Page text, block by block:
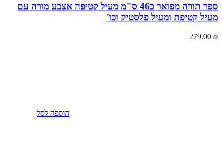
ספר תורה מפואר כ46 ס"מ מעיל קטיפה אצבע מורה עם
מעיל קטיפת ומעיל פלסטיק וכו'
279.00 ₪
הוספה לסל